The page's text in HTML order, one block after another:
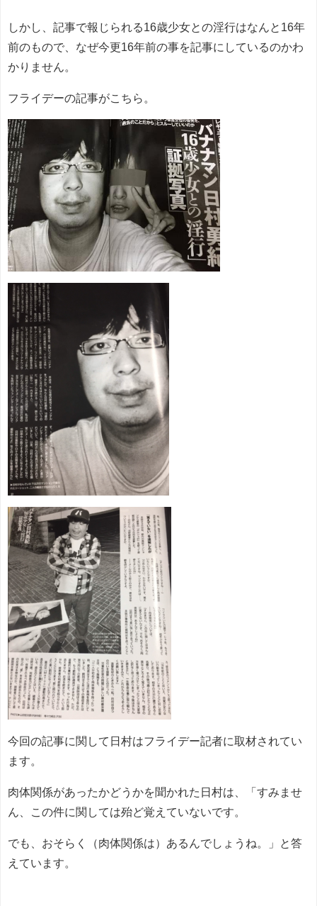
しかし、記事で報じられる16歳少女との淫行はなんと16年
前のもので、なぜ今更16年前の事を記事にしているのかわ
かりません。
フライデーの記事がこちら。
今回の記事に関して日村はフライデー記者に取材されてい
ます。
肉体関係があったかどうかを聞かれた日村は、「すみませ
ん、この件に関しては殆ど覚えていないです。
でも、おそらく（肉体関係は）あるんでしょうね。」と答
えています。